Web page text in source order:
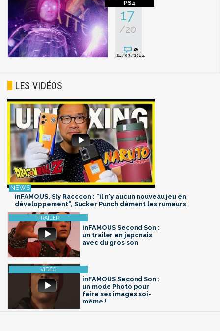
17
/20
25
21/03/2014
LES VIDÉOS
inFAMOUS, Sly Raccoon : "il n'y aucun nouveau jeu en
développement", Sucker Punch dément les rumeurs
inFAMOUS Second Son :
un trailer en japonais
avec du gros son
inFAMOUS Second Son :
un mode Photo pour
faire ses images soi-
même !